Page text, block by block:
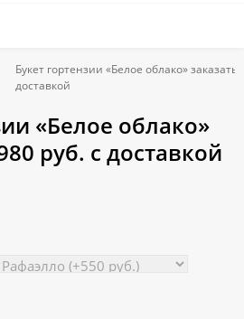
Букет гортензии «Белое облако» заказать
доставкой
«Белое облако»
руб. с доставкой